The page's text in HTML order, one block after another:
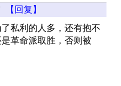
【回复】
私利的人多，还有抱不
革命派取胜，否则被